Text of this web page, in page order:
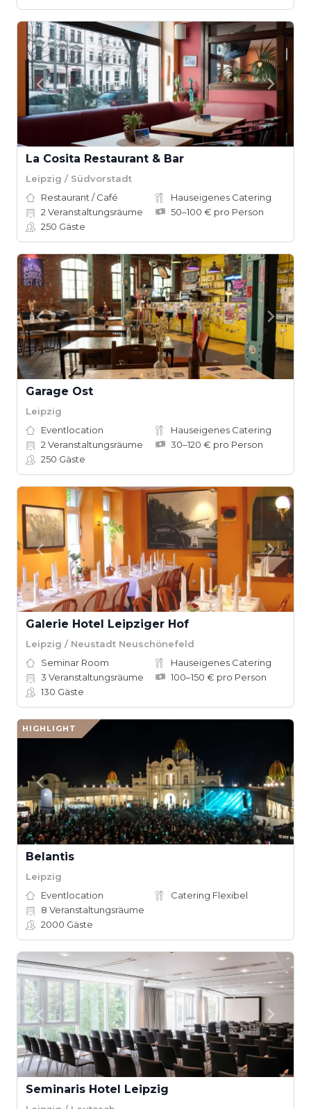
La Cosita Restaurant & Bar
Leipzig / Südvorstadt
Restaurant / Café
Hauseigenes Catering
2 Veranstaltungsräume
50–100 € pro Person
250 Gäste
Garage Ost
Leipzig
Eventlocation
Hauseigenes Catering
2 Veranstaltungsräume
30–120 € pro Person
250 Gäste
Galerie Hotel Leipziger Hof
Leipzig / Neustadt Neuschönefeld
Seminar Room
Hauseigenes Catering
3 Veranstaltungsräume
100–150 € pro Person
130 Gäste
HIGHLIGHT
Belantis
Leipzig
Eventlocation
Catering Flexibel
8 Veranstaltungsräume
2000 Gäste
Seminaris Hotel Leipzig